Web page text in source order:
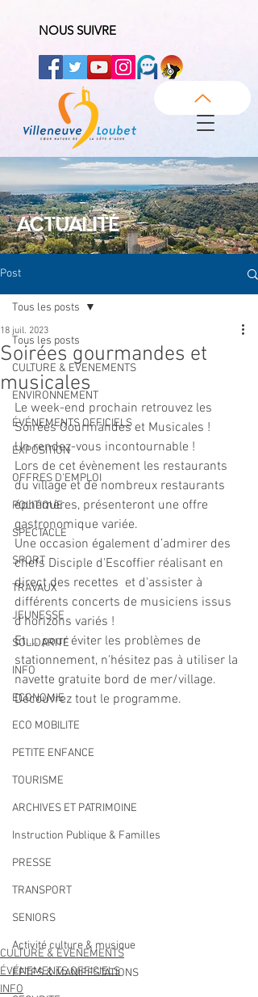
NOUS SUIVRE
ACTUALITÉ
Post
Tous les posts
CULTURE & EVENEMENTS
ENVIRONNEMENT
ÉVÉNEMENTS OFFICIELS
EXPOSITION
OFFRES D'EMPLOI
POLITIQUE
SPECTACLE
SPORT
TRAVAUX
JEUNESSE
SOLIDARITÉ
INFO
ECONOMIE
ECO MOBILITE
PETITE ENFANCE
TOURISME
ARCHIVES ET PATRIMOINE
Instruction Publique & Familles
PRESSE
TRANSPORT
SENIORS
Activité culture & musique
FETES & MANIFESTATIONS
Tous les posts
Soirées gourmandes et
musicales
18 juil. 2023
Le week-end prochain retrouvez les
Soirées Gourmandes et Musicales !
Un rendez-vous incontournable !
Lors de cet évènement les restaurants
du village et de nombreux restaurants
éphémères, présenteront une offre
gastronomique variée.
Une occasion également d’admirer des
chefs Disciple d'Escoffier réalisant en
direct des recettes  et d'assister à
différents concerts de musiciens issus
d’horizons variés !
Et.... pour éviter les problèmes de
stationnement, n'hésitez pas à utiliser la
navette gratuite bord de mer/village.
Découvrez tout le programme.
CULTURE & EVENEMENTS
ÉVÉNEMENTS OFFICIELS
INFO